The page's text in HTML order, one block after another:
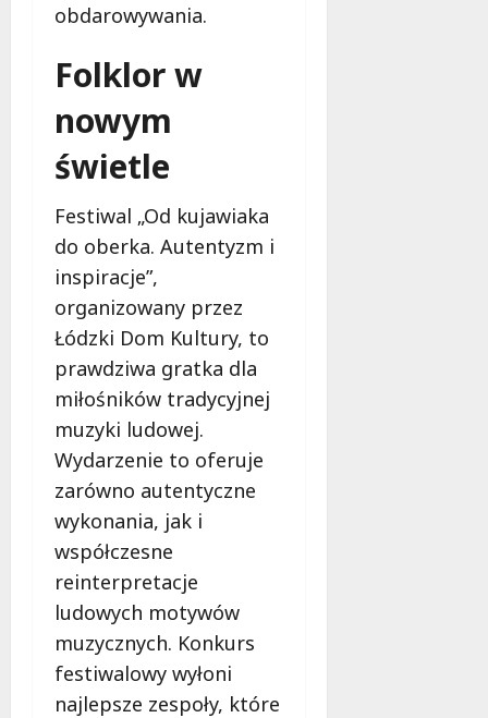
obdarowywania.
Folklor w
nowym
świetle
Festiwal „Od kujawiaka
do oberka. Autentyzm i
inspiracje”,
organizowany przez
Łódzki Dom Kultury, to
prawdziwa gratka dla
miłośników tradycyjnej
muzyki ludowej.
Wydarzenie to oferuje
zarówno autentyczne
wykonania, jak i
współczesne
reinterpretacje
ludowych motywów
muzycznych. Konkurs
festiwalowy wyłoni
najlepsze zespoły, które